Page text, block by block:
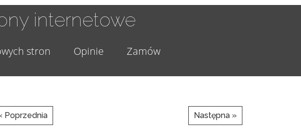
internetowe
stron Opinie Zamów
Poprzednia Następna »